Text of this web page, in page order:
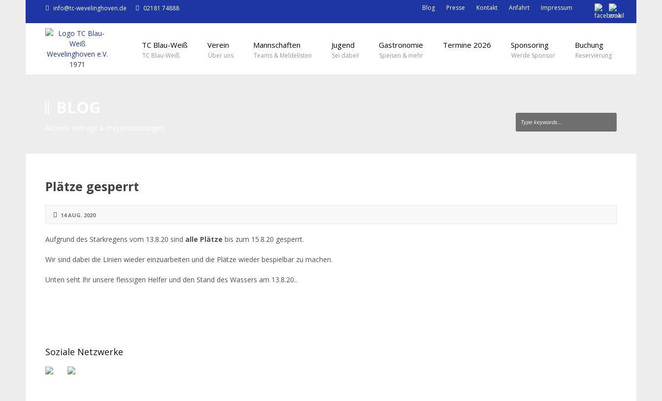
info@tc-wevelinghoven.de 02181 74888 Blog Presse Kontakt Anfahrt Impressum
TC Blau-Weiß
TC Blau-Weiß
Verein
Über uns
Mannschaften
Teams & Meldelisten
Jugend
Sei dabei!
Gastronomie
Speisen & mehr
Termine 2026 Sponsoring
Werde Sponsor
Buchung
Reservierung
Plätze gesperrt
14 AUG. 2020
Aufgrund des Starkregens vom 13.8.20 sind alle Plätze bis zum 15.8.20 gesperrt.
Wir sind dabei die Linien wieder einzuarbeiten und die Plätze wieder bespielbar zu machen.
Unten seht Ihr unsere fleissigen Helfer und den Stand des Wassers am 13.8.20..
Soziale Netzwerke